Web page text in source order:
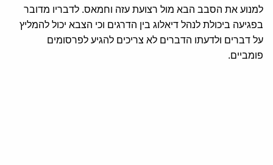
למנוע את הסבב הבא מול רצועת עזה וחמאס. לדבריו מדובר
בפגיעה ביכולת לנהל דיאלוג בין הדרגים וכי הצבא יכול להמליץ
על דברים ולדעתו הדברים לא צריכים להגיע לפרסומים
פומביים.